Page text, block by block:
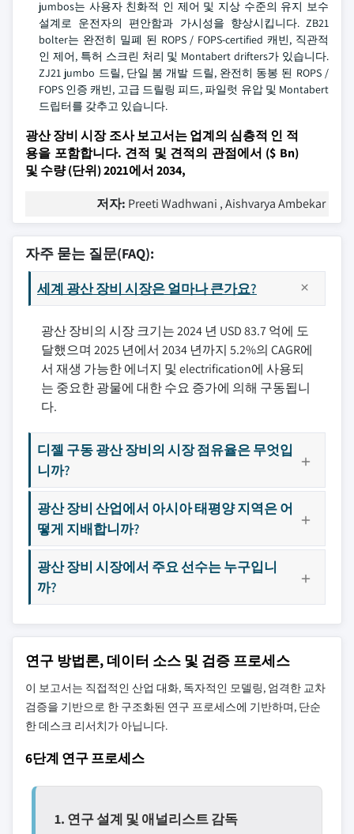
jumbos는 사용자 친화적 인 제어 및 지상 수준의 유지 보수
설계로 운전자의 편안함과 가시성을 향상시킵니다. ZB21
bolter는 완전히 밀폐 된 ROPS / FOPS-certified 캐빈, 직관적
인 제어, 특허 스크린 처리 및 Montabert drifters가 있습니다.
ZJ21 jumbo 드릴, 단일 붐 개발 드릴, 완전히 동봉 된 ROPS /
FOPS 인증 캐빈, 고급 드릴링 피드, 파일럿 유압 및 Montabert
드립터를 갖추고 있습니다.
광산 장비 시장 조사 보고서는 업계의 심층적 인 적
용을 포함합니다. 견적 및 견적의 관점에서 ($ Bn)
및 수량 (단위) 2021에서 2034,
저자: Preeti Wadhwani , Aishvarya Ambekar
자주 묻는 질문(FAQ):
세계 광산 장비 시장은 얼마나 큰가요?
광산 장비의 시장 크기는 2024 년 USD 83.7 억에 도
달했으며 2025 년에서 2034 년까지 5.2%의 CAGR에
서 재생 가능한 에너지 및 electrification에 사용되
는 중요한 광물에 대한 수요 증가에 의해 구동됩니
다.
디젤 구동 광산 장비의 시장 점유율은 무엇입
니까?
광산 장비 산업에서 아시아 태평양 지역은 어
떻게 지배합니까?
광산 장비 시장에서 주요 선수는 누구입니
까?
연구 방법론, 데이터 소스 및 검증 프로세스
이 보고서는 직접적인 산업 대화, 독자적인 모델링, 엄격한 교차
검증을 기반으로 한 구조화된 연구 프로세스에 기반하며, 단순
한 데스크 리서치가 아닙니다.
6단계 연구 프로세스
1. 연구 설계 및 애널리스트 감독